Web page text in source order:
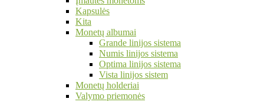
Kapsulės
Kita
Monetų albumai
Grande linijos sistema
Numis linijos sistema
Optima linijos sistema
Vista linijos sistem
Monetų holderiai
Valymo priemonės